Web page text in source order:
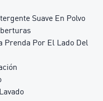
Suave En Polvo
Prenda Por El Lado Del